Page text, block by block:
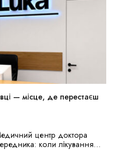
— місце, де перестаєш
центр доктора
коли лікування